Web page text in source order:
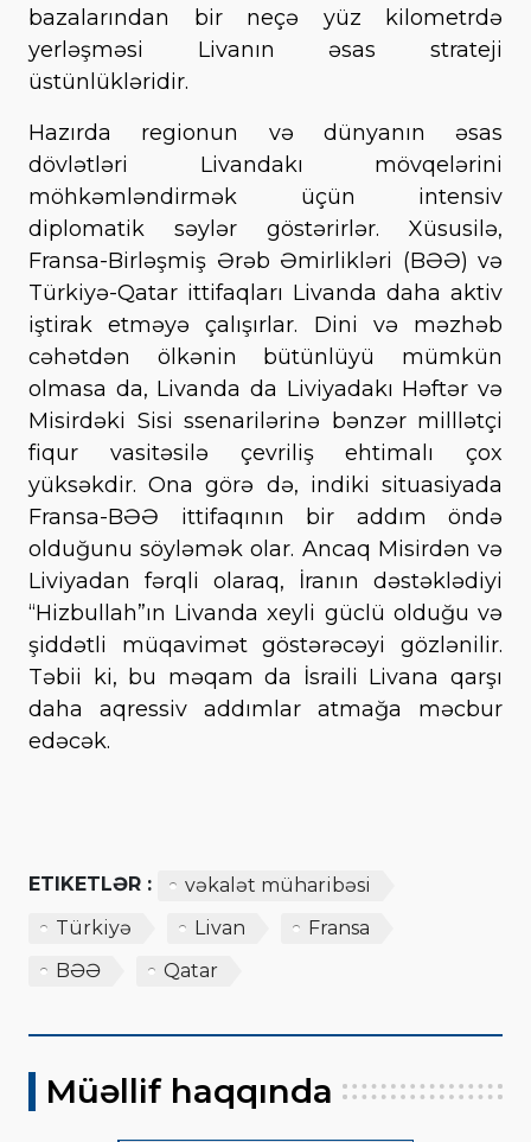
bazalarından bir neçə yüz kilometrdə
yerləşməsi Livanın əsas strateji
üstünlükləridir.
Hazırda regionun və dünyanın əsas
dövlətləri Livandakı mövqelərini
möhkəmləndirmək üçün intensiv
diplomatik səylər göstərirlər. Xüsusilə,
Fransa-Birləşmiş Ərəb Əmirlikləri (BƏƏ) və
Türkiyə-Qatar ittifaqları Livanda daha aktiv
iştirak etməyə çalışırlar. Dini və məzhəb
cəhətdən ölkənin bütünlüyü mümkün
olmasa da, Livanda da Liviyadakı Həftər və
Misirdəki Sisi ssenarilərinə bənzər milllətçi
fiqur vasitəsilə çevriliş ehtimalı çox
yüksəkdir. Ona görə də, indiki situasiyada
Fransa-BƏƏ ittifaqının bir addım öndə
olduğunu söyləmək olar. Ancaq Misirdən və
Liviyadan fərqli olaraq, İranın dəstəklədiyi
“Hizbullah”ın Livanda xeyli güclü olduğu və
şiddətli müqavimət göstərəcəyi gözlənilir.
Təbii ki, bu məqam da İsraili Livana qarşı
daha aqressiv addımlar atmağa məcbur
edəcək.
ETIKETLƏR :
vəkalət müharibəsi
Türkiyə
Livan
Fransa
BƏƏ
Qatar
Müəllif haqqında